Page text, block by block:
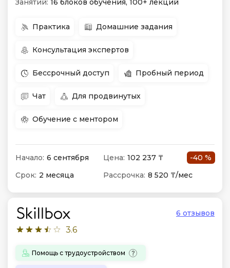
Занятий: 16 блоков обучения, 100+ лекций
Практика Домашние задания
Консультация экспертов
Бессрочный доступ Пробный период
Чат Для продвинутых
Обучение с ментором
Начало: 6 сентября Цена: 102 237 ₸
-40 %
Срок: 2 месяца Рассрочка: 8 520 ₸/мес
3.6
6 отзывов
Помощь с трудоустройством